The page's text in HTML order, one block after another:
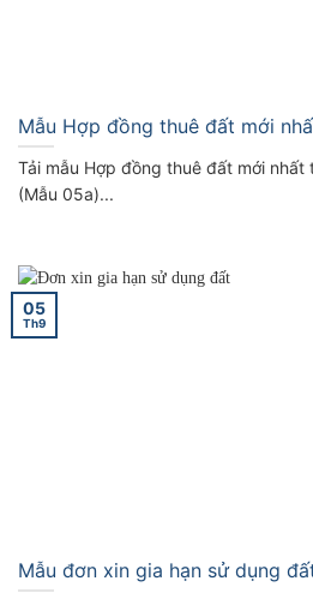
Mẫu Hợp đồng thuê đất mới
Tải mẫu Hợp đồng thuê đất mới
(Mẫu 05a)...
Mẫu đơn xin gia hạn sử dụng
05
Th9